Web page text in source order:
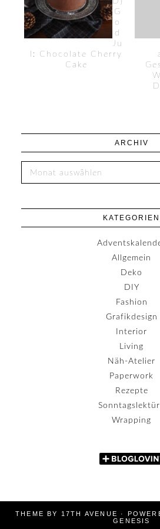
G
o
d
Ju
l: Chocolate Cherry
Cake
ARCHIV
KATEGORIEN
Allgemein
Deko
DIY
Fashion
Grafikdesign
Interior
Living
Näh-Atelier
Paperwork
Rezepte
Wrapping
THEME BY 17TH AVENUE ·
GENESIS